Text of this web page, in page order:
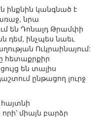
ինքնին կանգնած է
նրա
են Դոնալդ Թրամփի
դեմ, ինչպես նաեւ
Ուկրաինայում:
հետաքրքիր
են տալիս
ընթացող լուրջ
միայն բարձր